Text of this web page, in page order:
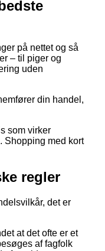
på nettet og så
– til piger og
uden
din handel,
som virker
Shopping med kort
regler
det er
at det ofte er et
af fagfolk